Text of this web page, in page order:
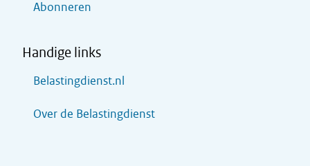
Abonneren
Handige links
Belastingdienst.nl
Over de Belastingdienst